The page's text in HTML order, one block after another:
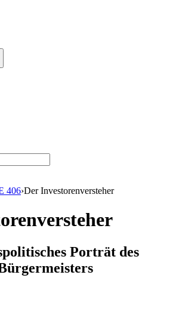
406›Der Investorenversteher
Porträt des